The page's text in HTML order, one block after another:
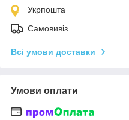
Укрпошта
Самовивіз
Всі умови доставки
Умови оплати